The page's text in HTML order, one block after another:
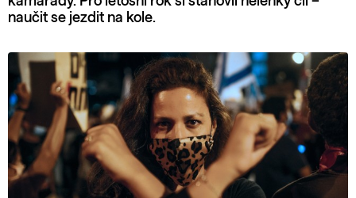
naučit se jezdit na kole.